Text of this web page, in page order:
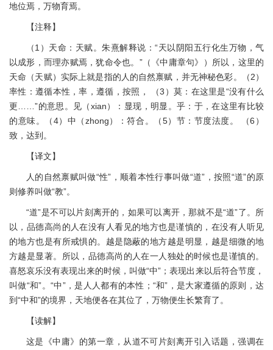
地位焉，万物育焉。
【注释】
（1）天命：天赋。朱熹解释说：“天以阴阳五行化生万物，气
以成形，而理亦赋焉，犹命令也。”（《中庸章句》）所以，这里的
天命（天赋）实际上就是指的人的自然禀赋，并无神秘色彩。（2）
率性：遵循本性，率，遵循，按照， （3）莫：在这里是“没有什么
更……”的意思。见（xian）：显现，明显。乎：于，在这里有比较
的意味。（4）中（zhong）：符合。（5）节：节度法度。 （6）
致，达到。
【译文】
人的自然禀赋叫做“性”，顺着本性行事叫做“道”，按照“道”的原
则修养叫做“教”。
“道”是不可以片刻离开的，如果可以离开，那就不是“道”了。所
以，品德高尚的人在没有人看见的地方也是谨慎的，在没有人听见
的地方也是有所戒惧的。越是隐蔽的地方越是明显，越是细微的地
方越是显著。所以，品德高尚的人在一人独处的时候也是谨慎的。
喜怒哀乐没有表现出来的时候，叫做“中”；表现出来以后符合节度，
叫做“和”。“中”，是人人都有的本性；“和”，是大家遵循的原则，达
到“中和”的境界，天地便各在其位了，万物便生长繁育了。
【读解】
这是《中庸》的第一章，从道不可片刻离开引入话题，强调在